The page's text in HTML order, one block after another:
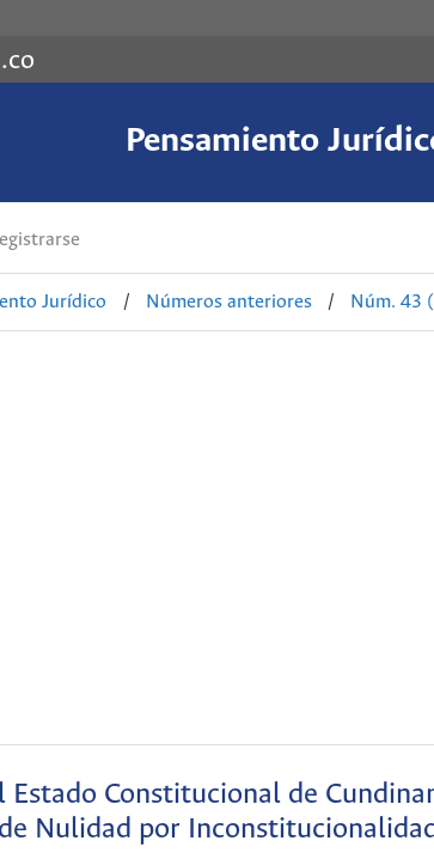
Pensamiento
Jurídico / Números anteriores / Núm. 43
Estado Constitucional de
Nulidad por